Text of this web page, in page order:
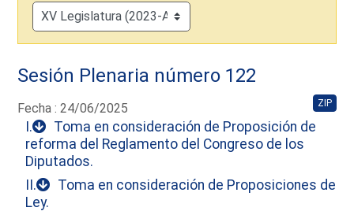
Sesión Plenaria número 122
Fecha : 24/06/2025 ZIP
I.
Toma en consideración de Proposición de
reforma del Reglamento del Congreso de los
Diputados.
II.
Toma en consideración de Proposiciones de
Ley.